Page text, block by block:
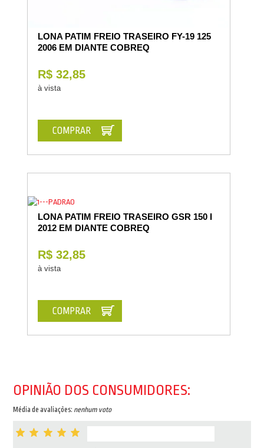
LONA PATIM FREIO TRASEIRO FY-19 125
2006 EM DIANTE COBREQ
R$ 32,85
à vista
COMPRAR
LONA PATIM FREIO TRASEIRO GSR 150 I
2012 EM DIANTE COBREQ
R$ 32,85
à vista
COMPRAR
OPINIÃO DOS CONSUMIDORES:
Média de avaliações: nenhum voto